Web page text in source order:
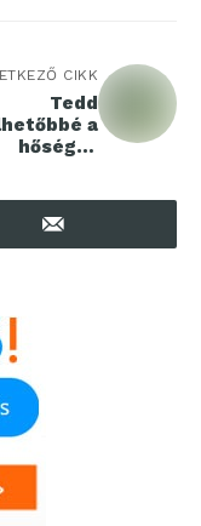
CIKK
Tedd
a
hőséget